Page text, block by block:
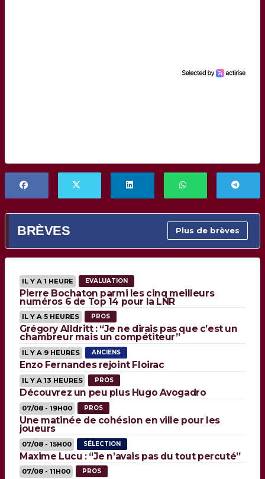
BRÈVES Plus de brèves
IL Y A 1 HEURE EVALUATION
Pierre Bochaton parmi les cinq meilleurs
numéros 6 de Top 14 pour la LNR
IL Y A 5 HEURES PROS
Grégory Alldritt : “Je ne dirais pas que c’est un
chambreur mais un compétiteur”
IL Y A 9 HEURES ANCIENS
Enzo Fernandes rejoint Floirac
IL Y A 13 HEURES PROS
Découvrez un peu plus Hugo Avogadro
07/08 - 19H00 PROS
Une matinée de cohésion en ville pour les
joueurs
07/08 - 15H00 SÉLECTION
Maxime Lucu : “Je n’avais pas du tout percuté”
07/08 - 11H00 PROS